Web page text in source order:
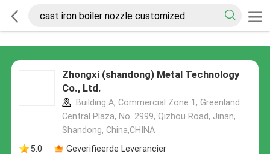
Zhongxi (shandong) Metal Technology
Co., Ltd.
Building A, Commercial Zone 1, Greenland
Central Plaza, No. 2999, Qizhou Road, Jinan,
Shandong, China,CHINA
5.0
Geverifieerde Leverancier